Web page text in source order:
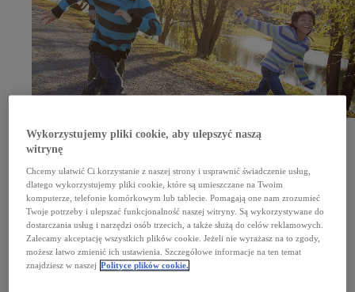
Sześć dekad rozwoju w Europie
Nasza europejska historia zaczęła się bardzo skromnie. Miało to miejsce na początku lat
60. XX wieku, gdy z Japonii sprowadzano niewielkie liczby importowanych pojazdów. Od tego
czasu zrobiliśmy wiele, by Europa stała się jednym z najważniejszych i najdynamiczniej się
rozwijających rynków – nie tylko w zakresie sprzedaży samochodów, ale także miejsca ich
projektowania, konstruowania i budowy.
Od 1963 roku
W 1963 roku z Japonii sprowadzono 400 samochodów Toyota Crown do naszego pierwszego
europejskiego dystrybutora – Erla Auto, co zapoczątkowało obecność Toyoty w Europie.
>25 000
Zatrudniamy ponad 25 000 osób w całej Europie.
Wykorzystujemy pliki cookie, aby ulepszyć naszą
witrynę
Chcemy ułatwić Ci korzystanie z naszej strony i usprawnić świadczenie usług,
dlatego wykorzystujemy pliki cookie, które są umieszczane na Twoim
komputerze, telefonie komórkowym lub tablecie. Pomagają one nam zrozumieć
Twoje potrzeby i ulepszać funkcjonalność naszej witryny. Są wykorzystywane do
dostarczania usług i narzędzi osób trzecich, a także służą do celów reklamowych.
Zalecamy akceptację wszystkich plików cookie. Jeżeli nie wyrażasz na to zgody,
możesz łatwo zmienić ich ustawienia. Szczegółowe informacje na ten temat
znajdziesz w naszej Polityce plików cookie.